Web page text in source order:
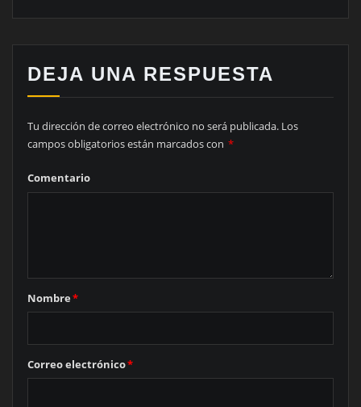
DEJA UNA RESPUESTA
Tu dirección de correo electrónico no será publicada. Los
campos obligatorios están marcados con *
Comentario
Nombre*
Correo electrónico*